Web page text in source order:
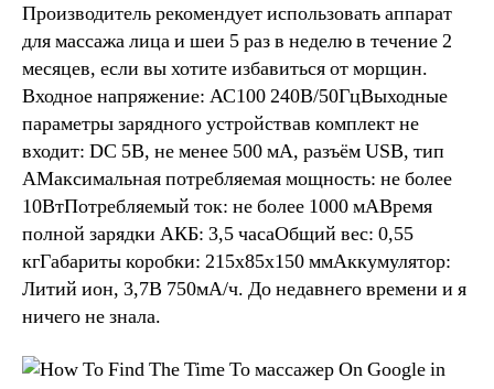
Производитель рекомендует использовать аппарат
для массажа лица и шеи 5 раз в неделю в течение 2
месяцев, если вы хотите избавиться от морщин.
Входное напряжение: АС100 240В/50ГцВыходные
параметры зарядного устройствав комплект не
входит: DC 5В, не менее 500 мА, разъём USB, тип
АМаксимальная потребляемая мощность: не более
10ВтПотребляемый ток: не более 1000 мAВремя
полной зарядки АКБ: 3,5 часаОбщий вес: 0,55
кгГабариты коробки: 215х85х150 ммАккумулятор:
Литий ион, 3,7В 750мА/ч. До недавнего времени и я
ничего не знала.